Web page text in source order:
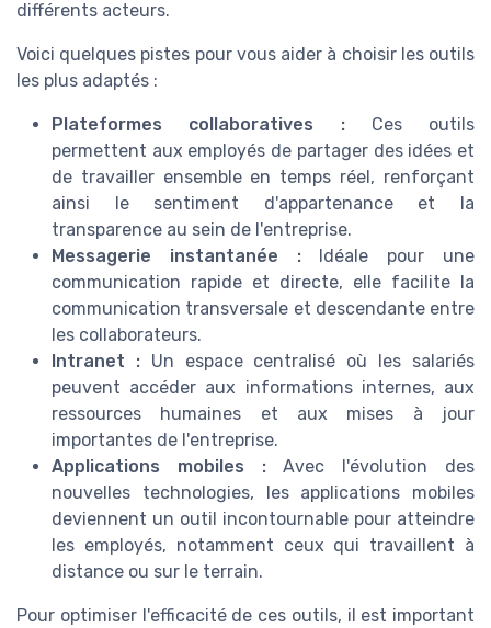
différents acteurs.
Voici quelques pistes pour vous aider à choisir les outils
les plus adaptés :
Plateformes collaboratives :Ces outils
permettent aux employés de partager des idées et
de travailler ensemble en temps réel, renforçant
ainsi le sentiment d'appartenance et la
transparence au sein de l'entreprise.
Messagerie instantanée :Idéale pour une
communication rapide et directe, elle facilite la
communication transversale et descendante entre
les collaborateurs.
Intranet :Un espace centralisé où les salariés
peuvent accéder aux informations internes, aux
ressources humaines et aux mises à jour
importantes de l'entreprise.
Applications mobiles :Avec l'évolution des
nouvelles technologies, les applications mobiles
deviennent un outil incontournable pour atteindre
les employés, notamment ceux qui travaillent à
distance ou sur le terrain.
Pour optimiser l'efficacité de ces outils, il est important